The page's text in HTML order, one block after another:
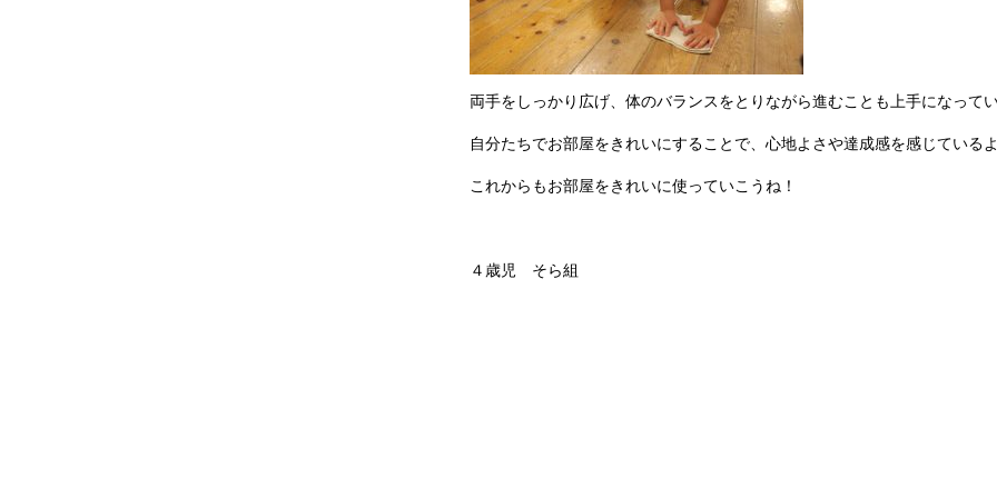
両手をしっかり広げ、体のバランスをとりながら進むことも上手になってい
自分たちでお部屋をきれいにすることで、心地よさや達成感を感じているよ
これからもお部屋をきれいに使っていこうね！
４歳児 そら組